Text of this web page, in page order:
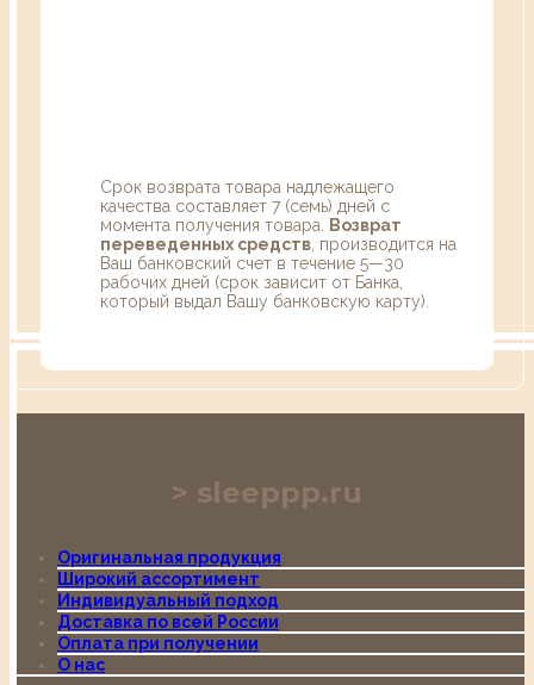
Срок возврата товара надлежащего
качества составляет 7 (семь) дней с
момента получения товара.
Возврат
переведенных средств , производится на
Ваш банковский счет в течение 5—30
рабочих дней (срок зависит от Банка,
который выдал Вашу банковскую карту).
sleeppp.ru
Оригинальная продукция
Широкий ассортимент
Индивидуальный подход
Доставка по всей России
Оплата при получении
О нас